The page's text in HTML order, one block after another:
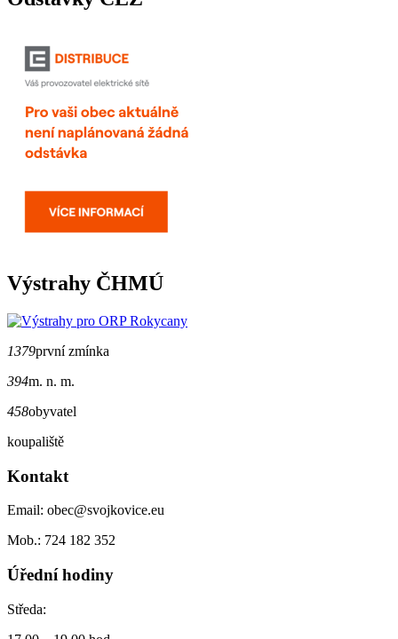
Výstrahy ČHMÚ
1379první zmínka
394m. n. m.
458obyvatel
koupaliště
Kontakt
Email: obec@svojkovice.eu
Mob.: 724 182 352
Úřední hodiny
Středa: